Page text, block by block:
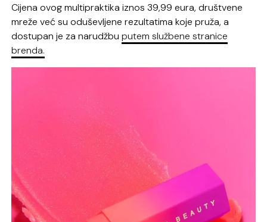
Cijena ovog multipraktika iznos 39,99 eura, društvene
mreže već su oduševljene rezultatima koje pruža, a
dostupan je za narudžbuputem službene stranice
brenda.